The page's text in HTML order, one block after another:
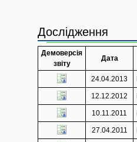
Дослідження
Демоверсія
звіту
Дата
24.04.2013
12.12.2012
10.11.2011
27.04.2011